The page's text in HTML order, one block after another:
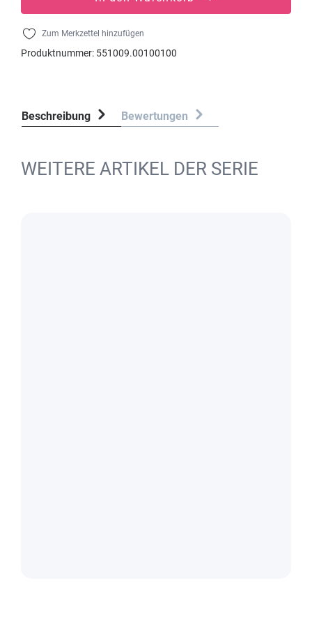
Zum Merkzettel hinzufügen
Produktnummer: 551009.00100100
Beschreibung Bewertungen
WEITERE ARTIKEL DER SERIE